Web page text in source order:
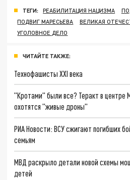
ТЕГИ: РЕАБИЛИТАЦИЯ НАЦИЗМА
ПОДВИГ МАРЕСЬЕВА
ВЕЛИКАЯ
УГОЛОВНОЕ ДЕЛО
ЧИТАЙТЕ ТАКЖЕ:
Технофашисты XXI века
"Кротами" были все? Теракт в центре
охотятся "живые дроны"
РИА Новости: ВСУ сжигают погибших
семьям
МВД раскрыло детали новой схемы
детей